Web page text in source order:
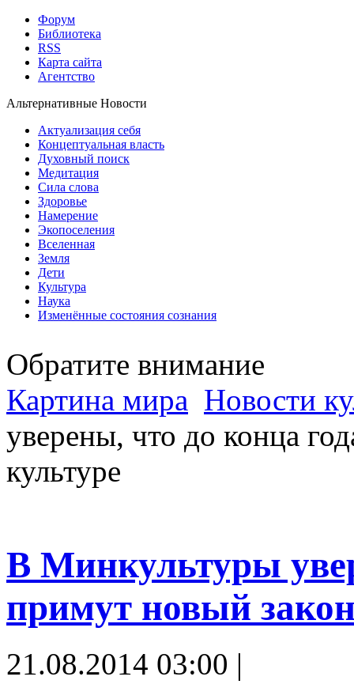
Форум
Библиотека
RSS
Карта сайта
Агентство
Альтернативные Новости
Актуализация себя
Концептуальная власть
Духовный поиск
Медитация
Сила слова
Здоровье
Намерение
Экопоселения
Вселенная
Земля
Дети
Культура
Наука
Изменённые состояния сознания
Обратите внимание
Картина мира Новости
уверены, что до конца
культуре
В Минкультуры
примут новый
21.08.2014 03:00 |